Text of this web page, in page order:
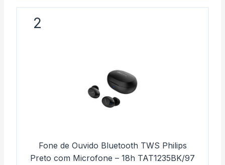
2
Fone de Ouvido Bluetooth TWS Philips
Preto com Microfone – 18h TAT1235BK/97